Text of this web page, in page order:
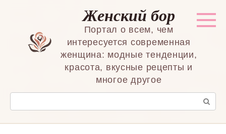
Женский бор
Портал о всем, чем
интересуется современная
женщина: модные тенденции,
красота, вкусные рецепты и
многое другое
Поиск: